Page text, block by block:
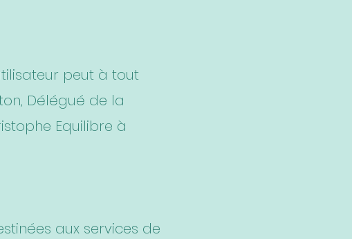
peut à tout
Délégué de la
Equilibre à
aux services de